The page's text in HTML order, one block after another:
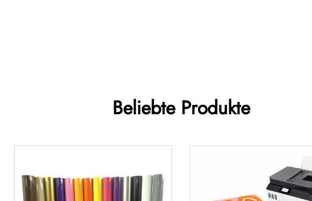
Beliebte Produkte